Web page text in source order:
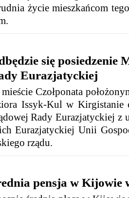
życie mieszkańcom
się posiedzenie
Eurazjatyckiej
Czołponata
Issyk-Kul w Kirgistanie
Rady Eurazjatyckiej z
Eurazjatyckiej Unii
rządu.
pensja w Kijowie